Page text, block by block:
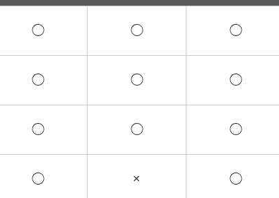
◯ ◯ ◯
◯ ◯ ◯
◯ ◯ ◯
◯ × ◯